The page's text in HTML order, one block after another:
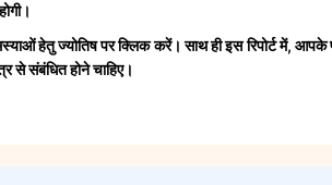
हेतु ज्योतिष पर क्लिक करें। साथ ही इस रिपोर्ट में,
से संबंधित होने चाहिए।